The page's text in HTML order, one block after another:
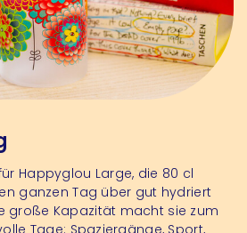
Happyglou Large, die 80 cl
ganzen Tag über gut hydriert
große Kapazität macht sie zum
Tage: Spaziergänge, Sport,